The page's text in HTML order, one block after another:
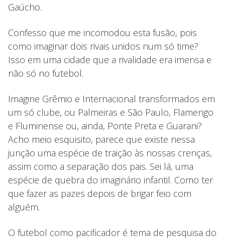
Gaúcho.
Confesso que me incomodou esta fusão, pois
como imaginar dois rivais unidos num só time?
Isso em uma cidade que a rivalidade era imensa e
não só no futebol.
Imagine Grêmio e Internacional transformados em
um só clube, ou Palmeiras e São Paulo, Flamengo
e Fluminense ou, ainda, Ponte Preta e Guarani?
Acho meio esquisito, parece que existe nessa
junção uma espécie de traição às nossas crenças,
assim como a separação dos pais. Sei lá, uma
espécie de quebra do imaginário infantil. Como ter
que fazer as pazes depois de brigar feio com
alguém.
O futebol como pacificador é tema de pesquisa do